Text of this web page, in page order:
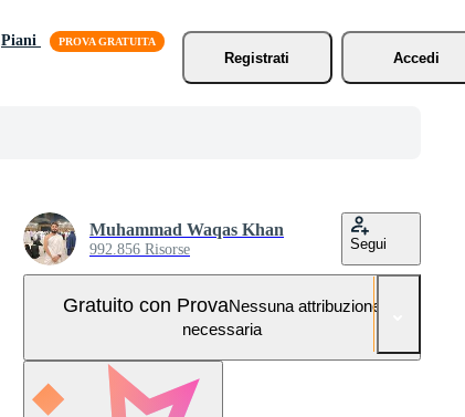
Piani
Registrati
Accedi
Muhammad Waqas Khan
992.856 Risorse Segui
Gratuito con ProvaNessuna attribuzione
necessaria